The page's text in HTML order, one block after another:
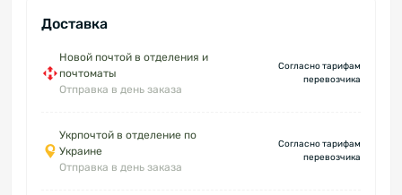
Доставка
Новой почтой в отделения и
почтоматы
Отправка в день заказа
Согласно тарифам
перевозчика
Укрпочтой в отделение по
Украине
Отправка в день заказа
Согласно тарифам
перевозчика